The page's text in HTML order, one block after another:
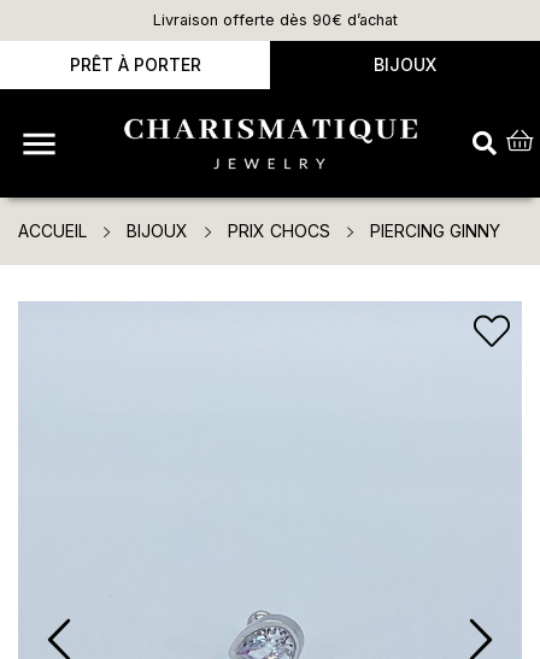
Livraison offerte dès 90€ d’achat
PRÊT À PORTER BIJOUX

ACCUEIL BIJOUX PRIX CHOCS PIERCING GINNY